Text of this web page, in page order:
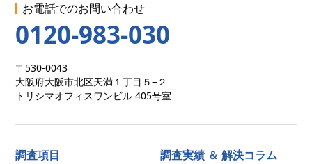
お電話でのお問い合わせ
0120-983-030
〒530-0043
大阪府大阪市北区天満１丁目５−２
トリシマオフィスワンビル 405号室
調査項目 調査実績 ＆ 解決コラム